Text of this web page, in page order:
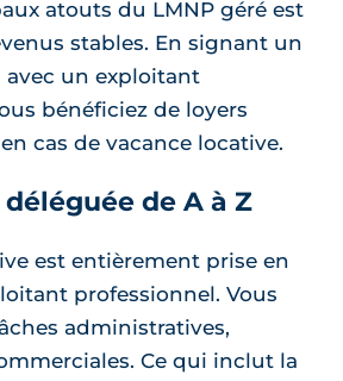
atouts du LMNP géré est
stables. En signant un
un exploitant
bénéficiez de loyers
cas de vacance locative.
de A à Z
est entièrement prise en
professionnel. Vous
administratives,
Ce qui inclut la